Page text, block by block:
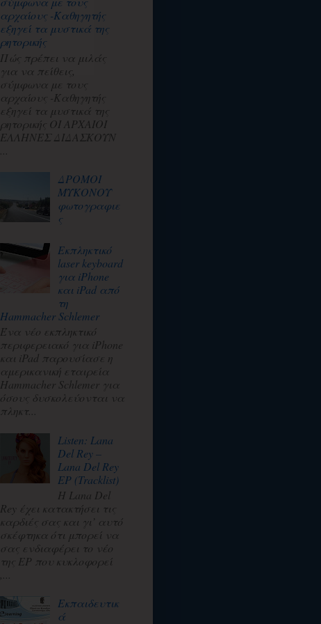
αρχαίους -Καθηγητής
εξηγεί τα μυστικά της
ρητορικής
Πώς πρέπει να μιλάς
για να πείθεις,
σύμφωνα με τους
αρχαίους -Καθηγητής
εξηγεί τα μυστικά της
ρητορικής ΟΙ ΑΡΧΑΙΟΙ
ΕΛΛΗΝΕΣ ΔΙΔΑΣΚΟΥΝ
ΔΡΟΜΟΙ
ΜΥΚΟΝΟΥ
φωτογραφιε
ς
Εκπληκτικό
laser keyboard
για iPhone
και iPad από
τη
Hammacher Schlemer
Ένα νέο εκπληκτικό
περιφερειακό για iPhone
και iPad παρουσίασε η
αμερικανική εταιρεία
Hammacher Schlemer για
όσους δυσκολεύονται να
πληκτ...
Listen: Lana
Del Rey –
Lana Del Rey
EP (Tracklist)
Η Lana Del
Rey έχει κατακτήσει τις
καρδιές σας και γι’ αυτό
σκέφτηκα ότι μπορεί να
σας ενδιαφέρει το νέο
της EP που κυκλοφορεί
Εκπαιδευτικ
ά